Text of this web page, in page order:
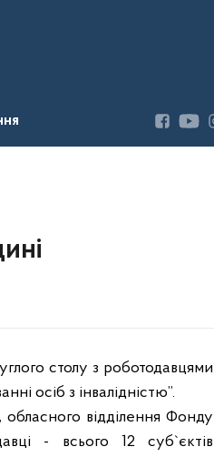
столу з роботодавцями
осіб з інвалідністю”.
відділення Фонду
- всього 12 суб`єктів